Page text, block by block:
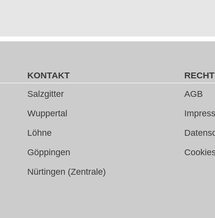
KONTAKT
Salzgitter
Wuppertal
Löhne
Göppingen
Nürtingen (Zentrale)
AGB